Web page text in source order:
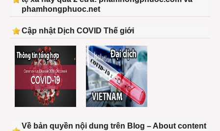
phamhongphuoc.net
Cập nhật Dịch COVID Thế giới
Về bản quyền nội dung trên Blog – About content